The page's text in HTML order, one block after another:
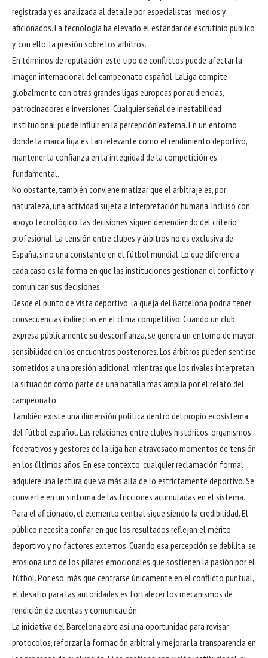
registrada y es analizada al detalle por especialistas, medios y
aficionados. La tecnología ha elevado el estándar de escrutinio público
y, con ello, la presión sobre los árbitros.
En términos de reputación, este tipo de conflictos puede afectar la
imagen internacional del campeonato español. LaLiga compite
globalmente con otras grandes ligas europeas por audiencias,
patrocinadores e inversiones. Cualquier señal de inestabilidad
institucional puede influir en la percepción externa. En un entorno
donde la marca liga es tan relevante como el rendimiento deportivo,
mantener la confianza en la integridad de la competición es
fundamental.
No obstante, también conviene matizar que el arbitraje es, por
naturaleza, una actividad sujeta a interpretación humana. Incluso con
apoyo tecnológico, las decisiones siguen dependiendo del criterio
profesional. La tensión entre clubes y árbitros no es exclusiva de
España, sino una constante en el fútbol mundial. Lo que diferencia
cada caso es la forma en que las instituciones gestionan el conflicto y
comunican sus decisiones.
Desde el punto de vista deportivo, la queja del Barcelona podría tener
consecuencias indirectas en el clima competitivo. Cuando un club
expresa públicamente su desconfianza, se genera un entorno de mayor
sensibilidad en los encuentros posteriores. Los árbitros pueden sentirse
sometidos a una presión adicional, mientras que los rivales interpretan
la situación como parte de una batalla más amplia por el relato del
campeonato.
También existe una dimensión política dentro del propio ecosistema
del fútbol español. Las relaciones entre clubes históricos, organismos
federativos y gestores de la liga han atravesado momentos de tensión
en los últimos años. En ese contexto, cualquier reclamación formal
adquiere una lectura que va más allá de lo estrictamente deportivo. Se
convierte en un síntoma de las fricciones acumuladas en el sistema.
Para el aficionado, el elemento central sigue siendo la credibilidad. El
público necesita confiar en que los resultados reflejan el mérito
deportivo y no factores externos. Cuando esa percepción se debilita, se
erosiona uno de los pilares emocionales que sostienen la pasión por el
fútbol. Por eso, más que centrarse únicamente en el conflicto puntual,
el desafío para las autoridades es fortalecer los mecanismos de
rendición de cuentas y comunicación.
La iniciativa del Barcelona abre así una oportunidad para revisar
protocolos, reforzar la formación arbitral y mejorar la transparencia en